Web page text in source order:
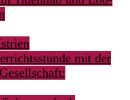
mit der